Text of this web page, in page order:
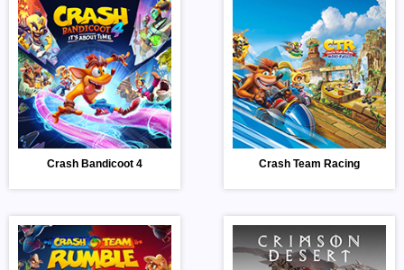
Crash Bandicoot 4 Crash Team Racing